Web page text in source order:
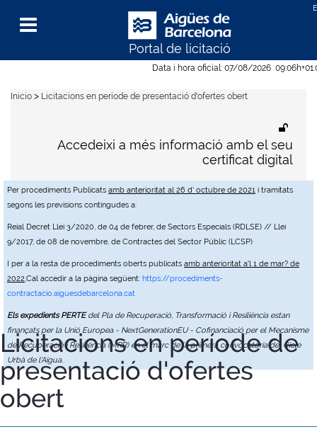
Data i hora oficial: 07/08/2026 09:06h
Per procediments Publicats amb anterioritat al 26 d' octubre de 2021 i tramitats
segons les previsions contingudes a:
Reial Decret Llei 3/2020, de 04 de febrer, de Sectors Especials (RDLSE) // Llei
9/2017, de 08 de novembre, de Contractes del Sector Públic (LCSP)
I per a la resta de procediments oberts publicats amb anterioritat a'l 1 de mar? de
2022,Cal accedir a la pàgina següent: https://procediments-
contractacio.aiguesdebarcelona.cat
Els expedients PERTEdel Pla de Recuperació, Transformació i Resiliència estan
finançats per la Unió Europea - NextGenerationEU - Cofinanciació per el Mecanisme
de Recuperació i Resiliència (MRR) en el marc de la primera convocatòria del Cicle
Urbà de l'Aigua.
Portal de licitació
Menu
Accedeixi a més informació amb el seu
certificat digital
Inicio > Licitacions en període de presentació d'ofertes obert
Licitacions en període de
presentació d'ofertes
obert